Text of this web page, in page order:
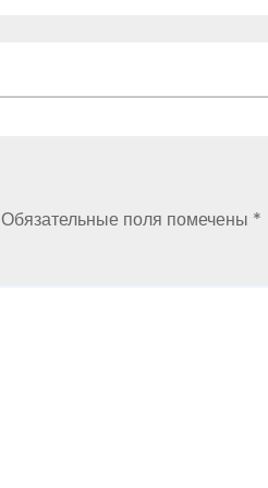
Обязательные поля помечены *